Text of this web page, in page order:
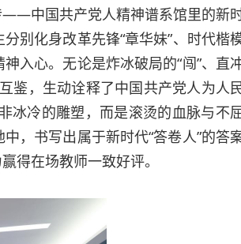
——中国共产党人精神谱系馆里的新
别化身改革先锋“章华妹”、时代楷
入心。无论是炸冰破局的“闯”、直
鉴，生动诠释了中国共产党人为人
冰冷的雕塑，而是滚烫的血脉与不
，书写出属于新时代“答卷人”的答
得在场教师一致好评。